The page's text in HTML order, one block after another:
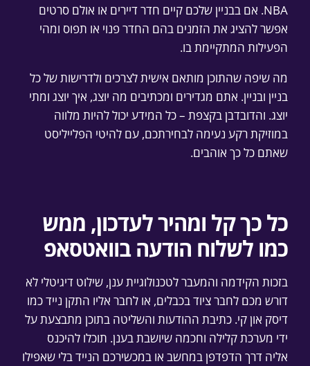
NBA. אם בבניין שלכם קיים חדר דיירים או אולם סרטים
אפשר להציג את הזמנים בהם החדר פנוי או תפוס ומהי
הפעילות המתקיימת בו.
מה שיפה שהתוכן מותאם אישית לצרכים ולדרישות של כל
בניין ובניין. אתם מגדירים ומכתיבים מה יוצג, איך יוצג ומתי
יוצג. והדובדבן בקצפת – כל המידע יכול להיות מלווה
במוזיקת רקע נעימה לבחירתכם, עם להיטי הפלייליסט
שאתם כל כך אוהבים.
כל כך קל ומהיר לעדכון, ממש
כמו לשלוח הודעה בוואטסאפ
בזכות הקידמה והמעבר לטכנולוגיית ענן, שילוט דיגיטלי לא
דורש מכם לחבר ציוד בכבלים, או לחבר אליו התקן נייד כמו
דיסק און קי. כתיבת ההודעות והשליטה בתוכן מתבצעת על
ידי מערכת קלילה וחכמה שיושבת בענן. תוכלו להיכנס
אליה דרך הדפדפן במחשב או במכשירכם הנייד בלי שאפילו